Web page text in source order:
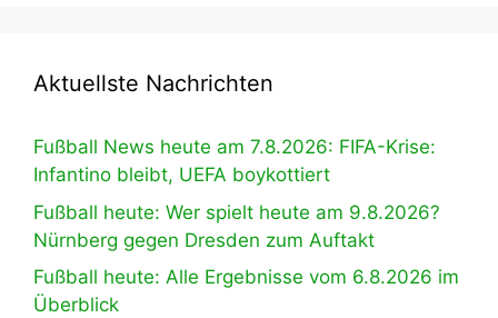
Aktuellste Nachrichten
Fußball News heute am 7.8.2026: FIFA-Krise:
Infantino bleibt, UEFA boykottiert
Fußball heute: Wer spielt heute am 9.8.2026?
Nürnberg gegen Dresden zum Auftakt
Fußball heute: Alle Ergebnisse vom 6.8.2026 im
Überblick